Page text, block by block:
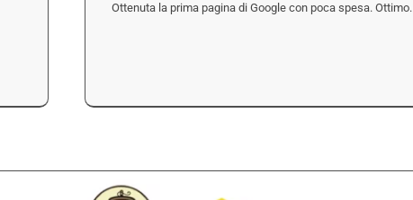
Ottenuta la prima pagina di Google con poca spesa. Ottimo.